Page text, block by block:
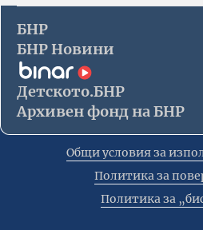
БНР
БНР Новини
Детското.БНР
Архивен фонд на БНР
Общи условия за
Политика за
Политика за